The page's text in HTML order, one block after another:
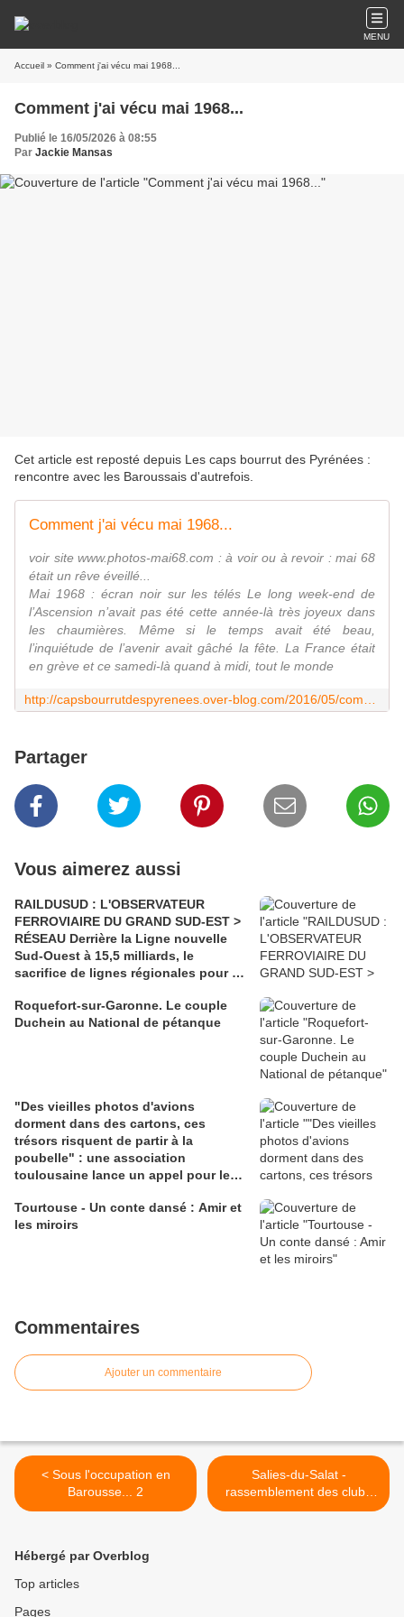
MENU
Accueil » Comment j'ai vécu mai 1968...
Comment j'ai vécu mai 1968...
Publié le 16/05/2026 à 08:55
Par Jackie Mansas
Cet article est reposté depuis Les caps bourrut des Pyrénées :
rencontre avec les Baroussais d'autrefois
Comment j'ai vécu mai 1968...
voir site www.photos-mai68.com : à voir ou à revoir : mai 68
était un rêve éveillé...
Mai 1968 : écran noir sur les télés Le long week-end de
l’Ascension n’avait pas été cette année-là très joyeux dans
les chaumières. Même si le temps avait été beau,
l’inquiétude de l’avenir avait gâché la fête. La France était
en grève et ce samedi-là quand à midi, tout le monde
Partager
Vous aimerez aussi
RAILDUSUD : L'OBSERVATEUR
FERROVIAIRE DU GRAND SUD-EST >
RÉSEAU Derrière la Ligne nouvelle
Sud-Ouest à 15,5 milliards, le
sacrifice de lignes régionales pour 50
Roquefort-sur-Garonne. Le couple
Duchein au National de pétanque
"Des vieilles photos d'avions
dorment dans des cartons, ces
trésors risquent de partir à la
poubelle" : une association
toulousaine lance un appel pour les
Tourtouse - Un conte dansé : Amir et
les miroirs
Commentaires
Ajouter un commentaire
< Sous l'occupation en
Barousse... 2
Salies-du-Salat -
rassemblement des clubs
des Cheveux d'Argent de la
Hébergé par Overblog
Top articles
Pages